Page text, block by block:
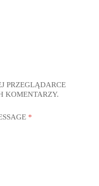
PRZEGLĄDARCE
KOMENTARZY.
*